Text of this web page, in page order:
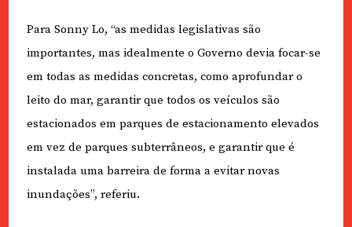
Para Sonny Lo, “as medidas legislativas são
importantes, mas idealmente o Governo devia focar-se
em todas as medidas concretas, como aprofundar o
leito do mar, garantir que todos os veículos são
estacionados em parques de estacionamento elevados
em vez de parques subterrâneos, e garantir que é
instalada uma barreira de forma a evitar novas
inundações”, referiu.